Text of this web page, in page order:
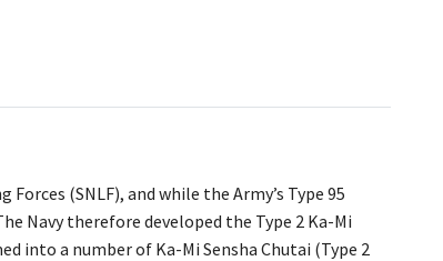
(SNLF), and while the Army’s Type 95
Navy therefore developed the Type 2 Ka-Mi
into a number of Ka-Mi Sensha Chutai (Type 2